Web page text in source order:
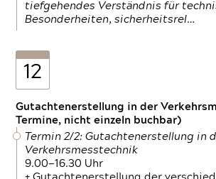
tiefgehendes Verständnis für
Besonderheiten, sicherheitsrel…
12
Gutachtenerstellung in der
Termine, nicht einzeln buchbar)
Termin 2/2: Gutachtenerstellung in
Verkehrsmesstechnik
9.00—16.30 Uhr